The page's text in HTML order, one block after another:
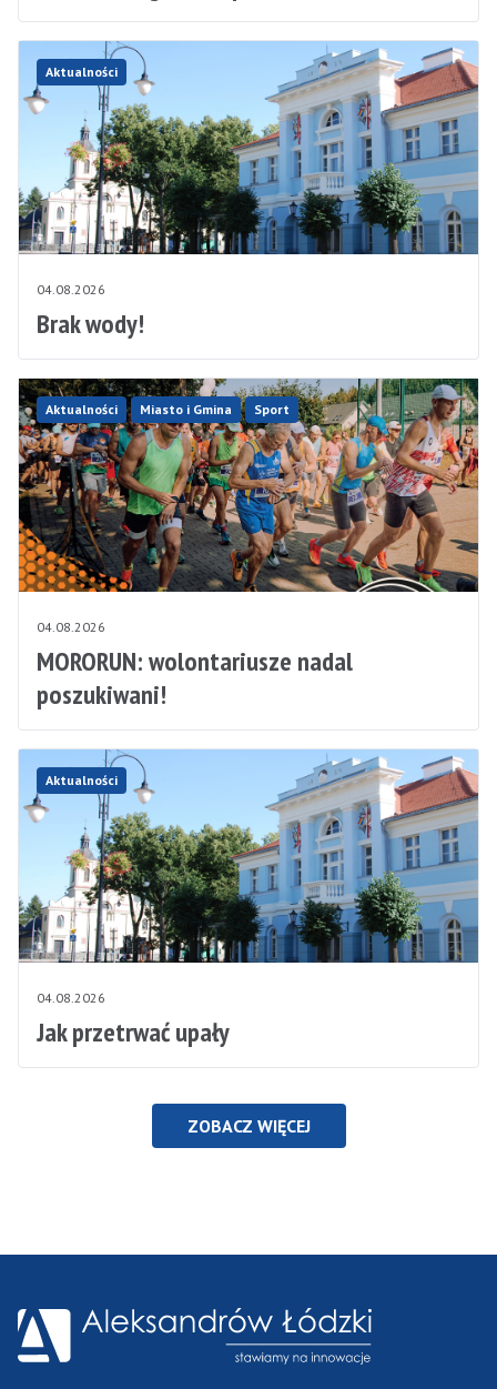
Aktualności
04.08.2026
Brak wody!
Aktualności Miasto i Gmina Sport
04.08.2026
MORORUN: wolontariusze nadal
poszukiwani!
Aktualności
04.08.2026
Jak przetrwać upały
ZOBACZ WIĘCEJ